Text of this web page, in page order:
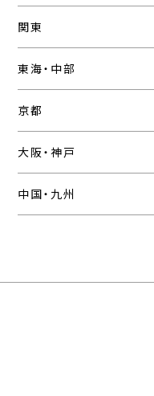
関東
東海・中部
京都
大阪・神戸
中国・九州